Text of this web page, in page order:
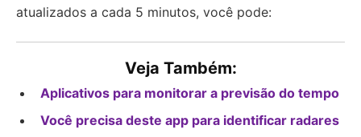
atualizados a cada 5 minutos, você pode:
Veja Também:
Aplicativos para monitorar a previsão do tempo
Você precisa deste app para identificar radares